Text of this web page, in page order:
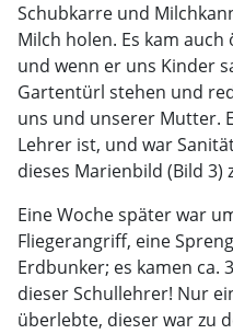
Schubkarre und
Milch holen. Es kam
und wenn er uns Kinder
Gartentürl stehen und
uns und unserer Mutter.
Lehrer ist, und war
dieses Marienbild (Bild 3)
Eine Woche später war
Fliegerangriff, eine
Erdbunker; es kamen ca.
dieser Schullehrer! Nur
überlebte, dieser war zu